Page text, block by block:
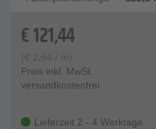
€121,44
(€ 2,64 / m)
Preis inkl. MwSt.
versandkostenfrei
Lieferzeit 2 - 4 Werktage